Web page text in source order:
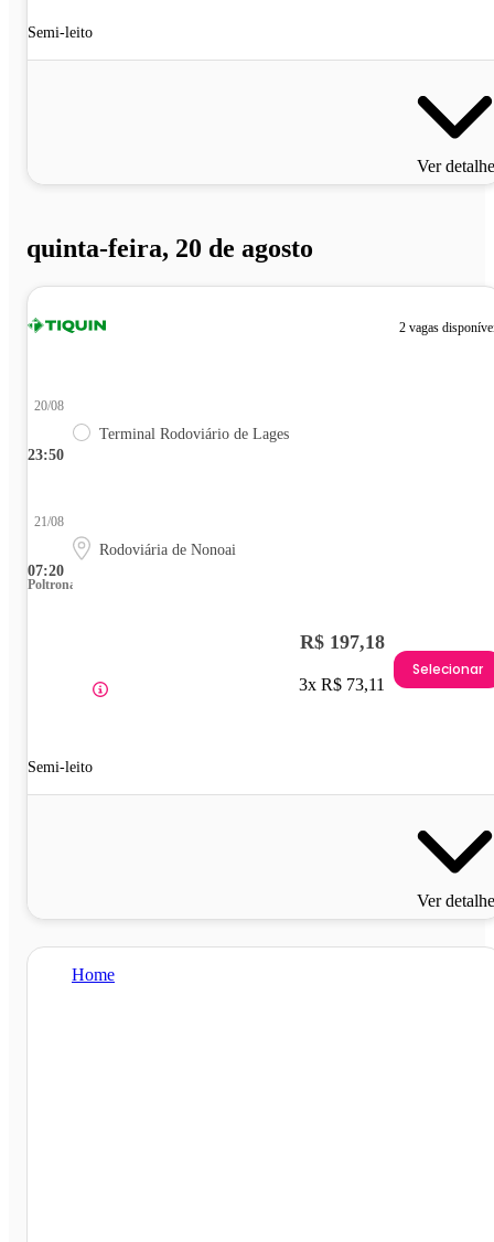
Semi-leito
Ver
quinta-feira, 20 de agosto
2 vagas
23:50
20/08
Terminal Rodoviário de Lages
07:20
21/08
Rodoviária de Nonoai
Poltrona
Semi-leito
R$ 197,18
3x R$ 73,11
Selecionar
Ver
Home